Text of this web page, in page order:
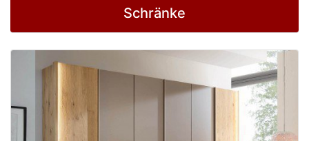
Schränke